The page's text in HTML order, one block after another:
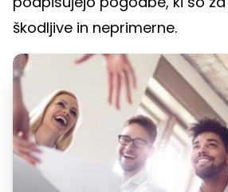
škodljive in neprimerne.